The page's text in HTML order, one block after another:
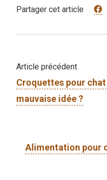
Partager cet article
Article précédent
Croquettes pour
mauvaise idée ?
Alimentation pour